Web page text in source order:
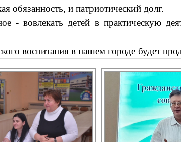
обязанность, и патриотический долг.
- вовлекать детей в практическую
воспитания в нашем городе будет